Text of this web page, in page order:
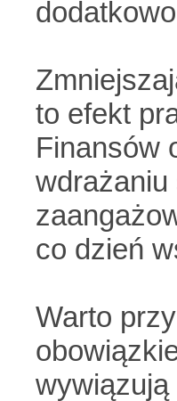
to efekt
Finansów
co dzień
Warto
wywiązują